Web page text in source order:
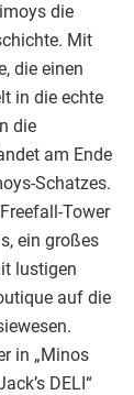
die
Mit
die einen
in die echte
die
am Ende
Schatzes.
Tower
ein großes
lustigen
auf die
in „Minos
DELI“